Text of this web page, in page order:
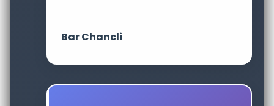
Bar Chancli